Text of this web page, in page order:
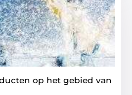
op het gebied van